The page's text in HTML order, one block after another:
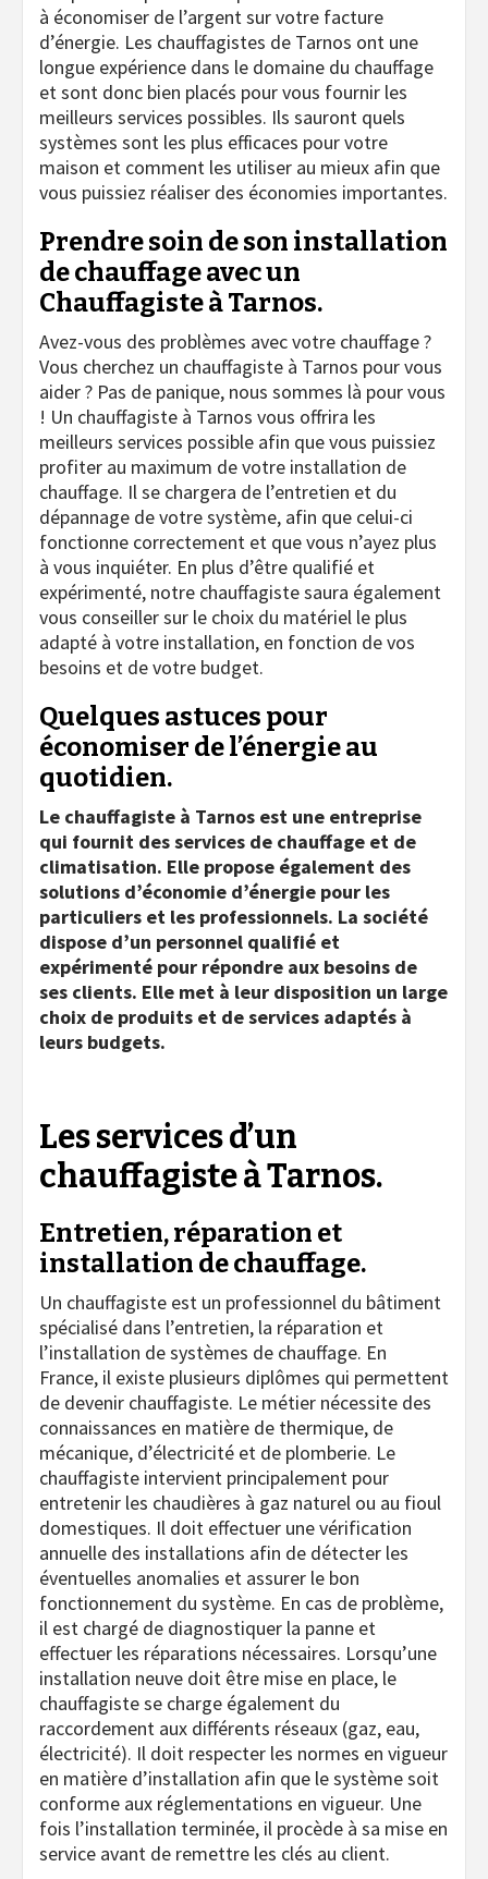
à économiser de l’argent sur votre facture
d’énergie. Les chauffagistes de Tarnos ont une
longue expérience dans le domaine du chauffage
et sont donc bien placés pour vous fournir les
meilleurs services possibles. Ils sauront quels
systèmes sont les plus efficaces pour votre
maison et comment les utiliser au mieux afin que
vous puissiez réaliser des économies importantes.
Prendre soin de son installation
de chauffage avec un
Chauffagiste à Tarnos.
Avez-vous des problèmes avec votre chauffage ?
Vous cherchez un chauffagiste à Tarnos pour vous
aider ? Pas de panique, nous sommes là pour vous
! Un chauffagiste à Tarnos vous offrira les
meilleurs services possible afin que vous puissiez
profiter au maximum de votre installation de
chauffage. Il se chargera de l’entretien et du
dépannage de votre système, afin que celui-ci
fonctionne correctement et que vous n’ayez plus
à vous inquiéter. En plus d’être qualifié et
expérimenté, notre chauffagiste saura également
vous conseiller sur le choix du matériel le plus
adapté à votre installation, en fonction de vos
besoins et de votre budget.
Quelques astuces pour
économiser de l’énergie au
quotidien.
Le chauffagiste à Tarnos est une entreprise
qui fournit des services de chauffage et de
climatisation. Elle propose également des
solutions d’économie d’énergie pour les
particuliers et les professionnels. La société
dispose d’un personnel qualifié et
expérimenté pour répondre aux besoins de
ses clients. Elle met à leur disposition un large
choix de produits et de services adaptés à
leurs budgets.
Les services d’un
chauffagiste à Tarnos.
Entretien, réparation et
installation de chauffage.
Un chauffagiste est un professionnel du bâtiment
spécialisé dans l’entretien, la réparation et
l’installation de systèmes de chauffage. En
France, il existe plusieurs diplômes qui permettent
de devenir chauffagiste. Le métier nécessite des
connaissances en matière de thermique, de
mécanique, d’électricité et de plomberie. Le
chauffagiste intervient principalement pour
entretenir les chaudières à gaz naturel ou au fioul
domestiques. Il doit effectuer une vérification
annuelle des installations afin de détecter les
éventuelles anomalies et assurer le bon
fonctionnement du système. En cas de problème,
il est chargé de diagnostiquer la panne et
effectuer les réparations nécessaires. Lorsqu’une
installation neuve doit être mise en place, le
chauffagiste se charge également du
raccordement aux différents réseaux (gaz, eau,
électricité). Il doit respecter les normes en vigueur
en matière d’installation afin que le système soit
conforme aux réglementations en vigueur. Une
fois l’installation terminée, il procède à sa mise en
service avant de remettre les clés au client.